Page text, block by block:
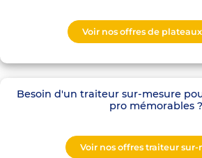
Voir nos offres de
Besoin d'un traiteur sur-mesure
pro mémorables ?
Voir nos offres traiteur sur-